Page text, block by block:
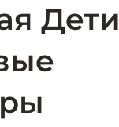
Дети